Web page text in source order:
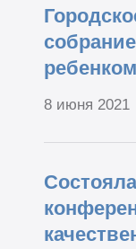
8 июня 2021